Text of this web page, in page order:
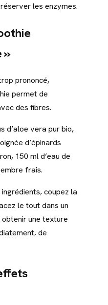
les enzymes.
»
prononcé,
permet de
des fibres.
d’aloe vera pur bio,
d’épinards
150 ml d’eau de
frais.
coupez la
le tout dans un
obtenir une texture
de